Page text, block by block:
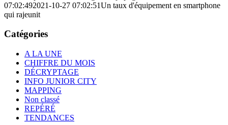
07:02:492021-10-27 07:02:51Un taux d'équipement en smartphone
qui rajeunit
Catégories
A LA UNE
CHIFFRE DU MOIS
DÉCRYPTAGE
INFO JUNIOR CITY
MAPPING
Non classé
REPÉRÉ
TENDANCES